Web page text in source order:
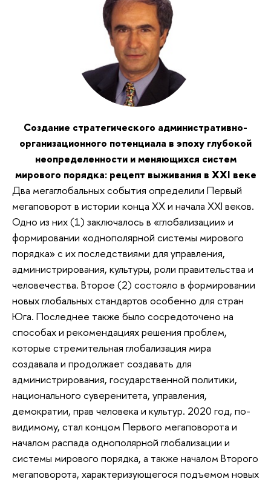
Создание стратегического административно-
организационного потенциала в эпоху глубокой
неопределенности и меняющихся систем
мирового порядка: рецепт выживания в XXI веке
Два мегаглобальных события определили Первый
мегаповорот в истории конца XX и начала XXI веков.
Одно из них (1) заключалось в «глобализации» и
формировании «однополярной системы мирового
порядка» с их последствиями для управления,
администрирования, культуры, роли правительства и
человечества. Второе (2) состояло в формировании
новых глобальных стандартов особенно для стран
Юга. Последнее также было сосредоточено на
способах и рекомендациях решения проблем,
которые стремительная глобализация мира
создавала и продолжает создавать для
администрирования, государственной политики,
национального суверенитета, управления,
демократии, прав человека и культур. 2020 год, по-
видимому, стал концом Первого мегаповорота и
началом распада однополярной глобализации и
системы мирового порядка, а также началом Второго
мегаповорота, характеризующегося подъемом новых